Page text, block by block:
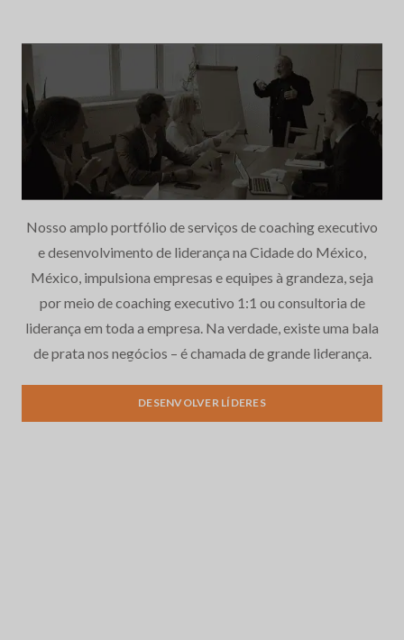
Desenvolvimento de
liderança
Nosso amplo portfólio de serviços de coaching executivo
e desenvolvimento de liderança na Cidade do México,
México, impulsiona empresas e equipes à grandeza, seja
por meio de coaching executivo 1:1 ou consultoria de
liderança em toda a empresa. Na verdade, existe uma bala
de prata nos negócios – é chamada de grande liderança.
DESENVOLVER LÍDERES